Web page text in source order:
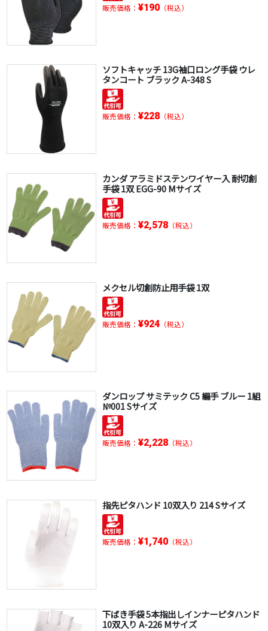
販売価格： ¥190（税込）
ソフトキャッチ 13G袖口ロング手袋 ウレ
タンコート ブラック A-348 S
販売価格： ¥228（税込）
カンダ アラミドステンワイヤー入 耐切創
手袋 1双 EGG-90 Mサイズ
販売価格： ¥2,578（税込）
メクセル切創防止用手袋 1双
販売価格： ¥924（税込）
ダンロップ サミテック C5 編手 ブルー 1組
№001 Sサイズ
販売価格： ¥2,228（税込）
指先ピタハンド 10双入り 214 Sサイズ
販売価格： ¥1,740（税込）
下ばき手袋 5本指出しインナーピタハンド
10双入り A-226 Mサイズ